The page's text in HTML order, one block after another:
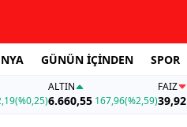
GÜNÜN İÇİNDEN SPOR
(%0,25)
ALTIN
6.660,55 167,96(%2,59)
FAİZ
39,92